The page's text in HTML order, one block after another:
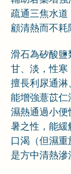
疏通三焦水
顧清熱而不耗
滑石為矽酸
甘、淡，性
擅長利尿通淋
能增強薏苡
濕熱通過小
暑之性，能緩
口渴（但濕重
是方中清熱滲